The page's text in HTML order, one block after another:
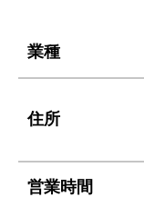
業種
住所
営業時間